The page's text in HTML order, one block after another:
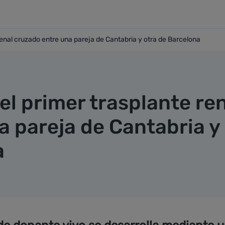
cruzado entre una pareja de Cantabria y otra de
cruzado entre una pareja de Cantabria y otra de Barcelona
primer trasplante
pareja de Cantabria y